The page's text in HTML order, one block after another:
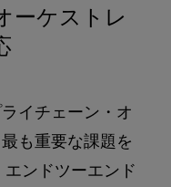
ーケストレ
イチェーン・オ
も重要な課題を
ンドツーエンド